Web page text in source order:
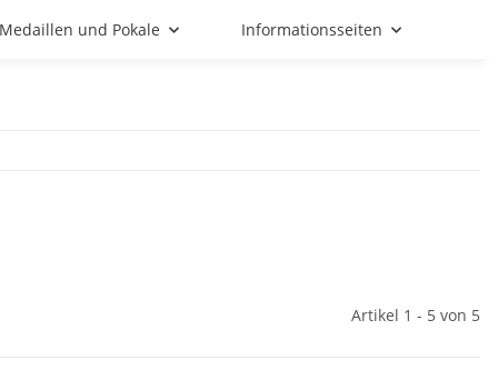
Medaillen und Pokale Informationsseiten
Artikel 1 - 5 von 5